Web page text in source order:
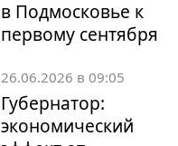
в Подмосковье к
первому сентября
26.06.2026 в 09:05
Губернатор:
экономический